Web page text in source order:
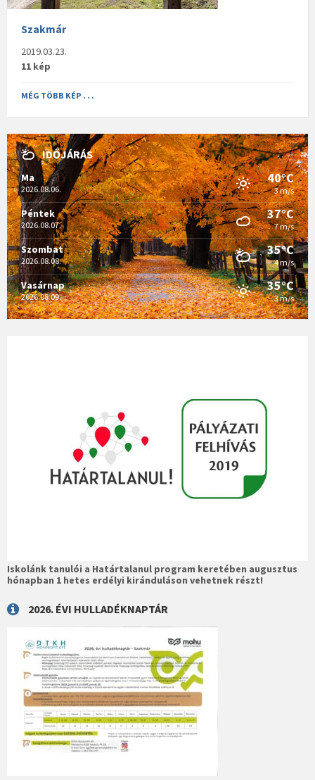
Szakmár
2019.03.23.
11 kép
MÉG TÖBB KÉP . . .
IDŐJÁRÁS
Ma
2026.08.06.
40°C
3 m/s
Péntek
2026.08.07.
37°C
7 m/s
Szombat
2026.08.08.
35°C
4 m/s
Vasárnap
2026.08.09.
35°C
3 m/s
Iskolánk tanulói a Határtalanul program keretében augusztus
hónapban 1 hetes erdélyi kiránduláson vehetnek részt!
2026. ÉVI HULLADÉKNAPTÁR